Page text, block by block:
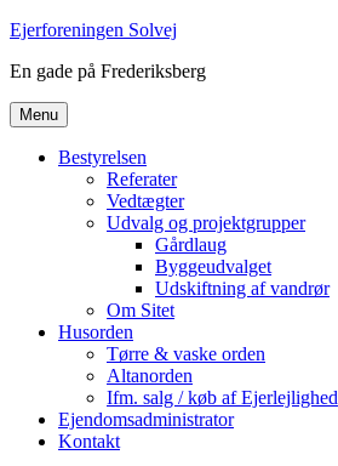
Videre
indhold
Ejerforeningen Solvej
En gade på Frederiksberg
Menu
Bestyrelsen
Referater
Vedtægter
Udvalg og projektgrupper
Gårdlaug
Byggeudvalget
Udskiftning af vandrør
Om Sitet
Husorden
Tørre & vaske orden
Altanorden
Ifm. salg / køb af Ejerlejlighed
Ejendomsadministrator
Kontakt